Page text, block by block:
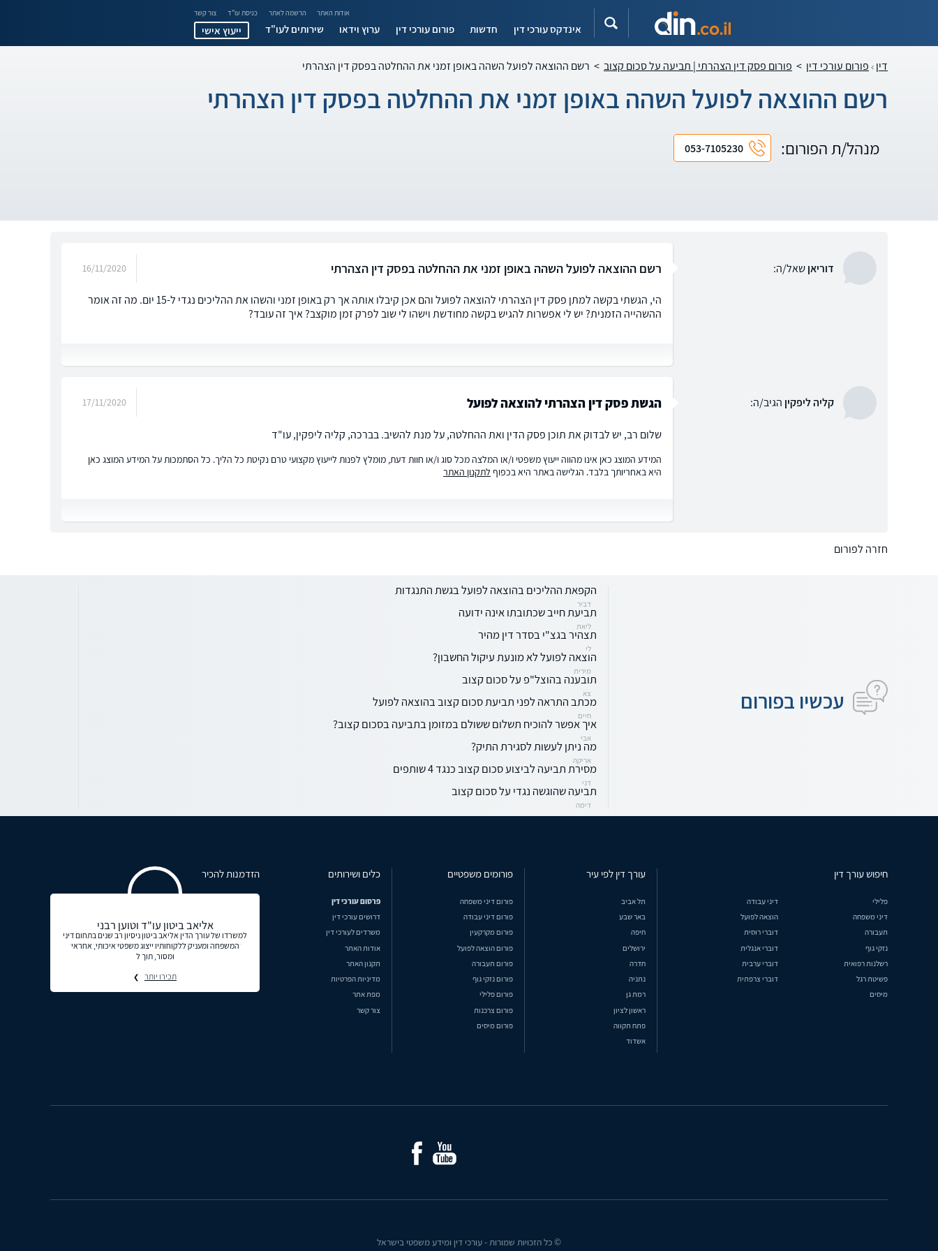
אודות האתר הרשמה לאתר כניסת עו"ד צור קשר
אינדקס עורכי דין חדשות פורום עורכי דין ערוץ וידאו שירותים לעו"ד ייעוץ אישי
דין פורום עורכי דין > פורום פסק דין הצהרתי | תביעה על סכום קצוב > רשם ההוצאה לפועל השהה באופן זמני את ההחלטה בפסק דין הצהרתי
רשם ההוצאה לפועל השהה באופן זמני את ההחלטה בפסק דין הצהרתי
מנהל/ת הפורום: 053-7105230
דוריאןשאל/ה: רשם ההוצאה לפועל השהה באופן זמני את ההחלטה בפסק דין הצהרתי 16/11/2020
הי, הגשתי בקשה למתן פסק דין הצהרתי להוצאה לפועל והם אכן קיבלו אותה אך רק באופן זמני והשהו את ההליכים נגדי ל-15 יום. מה זה אומר
ההשהייה הזמנית? יש לי אפשרות להגיש בקשה מחודשת וישהו לי שוב לפרק זמן מוקצב? איך זה עובד?
קליה ליפקין הגיב/ה: הגשת פסק דין הצהרתי להוצאה לפועל 17/11/2020
שלום רב, יש לבדוק את תוכן פסק הדין ואת ההחלטה, על מנת להשיב. בברכה, קליה ליפקין, עו"ד
המידע המוצג כאן אינו מהווה ייעוץ משפטי ו/או המלצה מכל סוג ו/או חוות דעת, מומלץ לפנות לייעוץ מקצועי טרם נקיטת כל הליך. כל הסתמכות על המידע המוצג כאן
היא באחריותך בלבד. הגלישה באתר היא בכפוף לתקנון האתר
חזרה לפורום
עכשיו בפורום
הקפאת ההליכים בהוצאה לפועל בגשת התנגדות
דביר
תביעת חייב שכתובתו אינה ידועה
ליאת
תצהיר בגצ"י בסדר דין מהיר
לי
הוצאה לפועל לא מונעת עיקול החשבון?
מירית
תובענה בהוצל"פ על סכום קצוב
צא
מכתב התראה לפני תביעת סכום קצוב בהוצאה לפועל
חיים
איך אפשר להוכיח תשלום ששולם במזומן בתביעה בסכום קצוב?
אבי
מה ניתן לעשות לסגירת התיק?
אריקה
מסירת תביעה לביצוע סכום קצוב כנגד 4 שותפים
דני
תביעה שהוגשה נגדי על סכום קצוב
דימה
חיפוש עורך דין
פלילי
דיני עבודה
דיני משפחה
הוצאה לפועל
תעבורה
דוברי רוסית
נזקי גוף
דוברי אנגלית
רשלנות רפואית
דוברי ערבית
פשיטת רגל
דוברי צרפתית
מיסים
עורך דין לפי עיר
תל אביב
באר שבע
חיפה
ירושלים
חדרה
נתניה
רמת גן
ראשון לציון
פתח תקווה
אשדוד
פורומים משפטיים
פורום דיני משפחה
פורום דיני עבודה
פורום מקרקעין
פורום הוצאה לפועל
פורום תעבורה
פורום נזקי גוף
פורום פלילי
פורום צרכנות
פורום מיסים
כלים ושירותים
פרסום עורכי דין
דרושים עורכי דין
משרדים לעורכי דין
אודות האתר
תקנון האתר
מדיניות הפרטיות
מפת אתר
צור קשר
הזדמנות להכיר
אליאב ביטון עו"ד וטוען רבני
למשרדו של עורך הדין אליאב ביטון ניסיון רב שנים בתחום דיני
המשפחה ומעניק ללקוחותיו ייצוג משפטי איכותי, אחראי
ומסור, תוך ל
תכירו יותר
© כל הזכויות שמורות - עורכי דין ומידע משפטי בישראל